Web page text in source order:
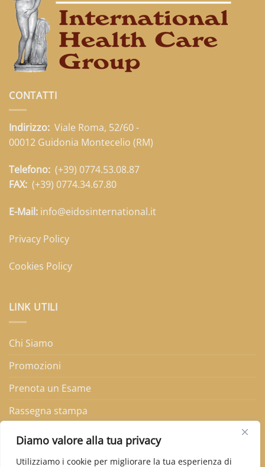
Diamo valore alla tua privacy
Utilizziamo i cookie per migliorare la tua esperienza di
CONTATTI
Indirizzo: Viale Roma, 52/60 -
00012 Guidonia Montecelio (RM)
Telefono: (+39) 0774.53.08.87
FAX: (+39) 0774.34.67.80
E-Mail: info@eidosinternational.it
Privacy Policy
Cookies Policy
LINK UTILI
Chi Siamo
Promozioni
Prenota un Esame
Rassegna stampa
FAQ
Amministrazione Trasperente